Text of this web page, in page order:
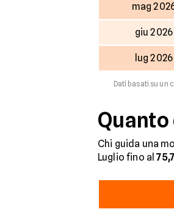
mag
giu 2026
lug 2026
Dati basati su un
Chi guida una
Luglio fino al